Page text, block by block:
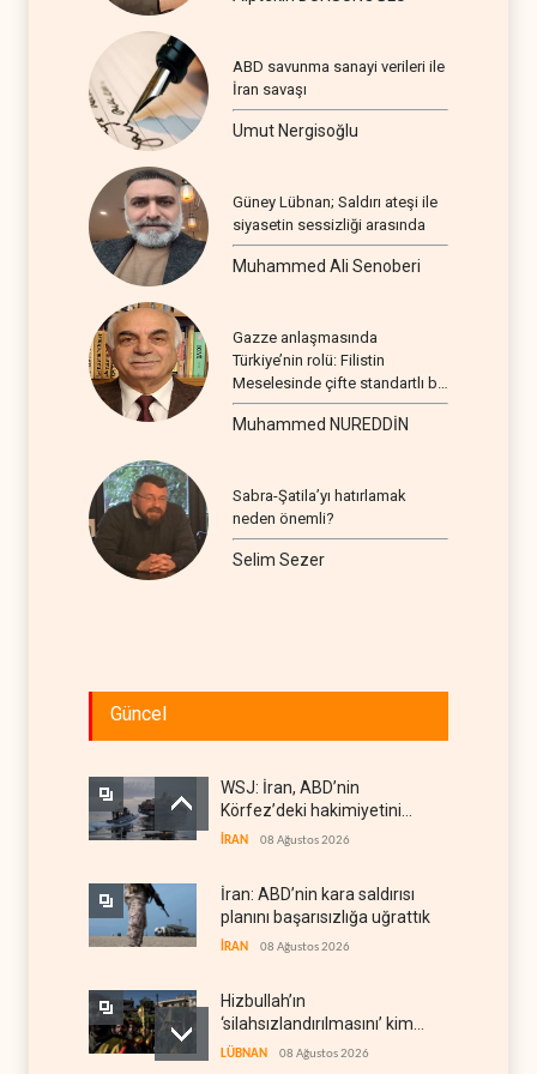
ABD savunma sanayi verileri ile
İran savaşı
Umut Nergisoğlu
Güney Lübnan; Saldırı ateşi ile
siyasetin sessizliği arasında
Muhammed Ali Senoberi
Gazze anlaşmasında
Türkiye’nin rolü: Filistin
Meselesinde çifte standartlı bir
seyir
Muhammed NUREDDİN
Sabra-Şatila’yı hatırlamak
neden önemli?
Selim Sezer
Güncel
WSJ: İran, ABD’nin
Körfez’deki hakimiyetini
sona erdiriyor
İRAN 08 Ağustos 2026
İran: ABD’nin kara saldırısı
planını başarısızlığa uğrattık
İRAN 08 Ağustos 2026
Hizbullah’ın
‘silahsızlandırılmasını’ kim
denetleyecek?
LÜBNAN 08 Ağustos 2026